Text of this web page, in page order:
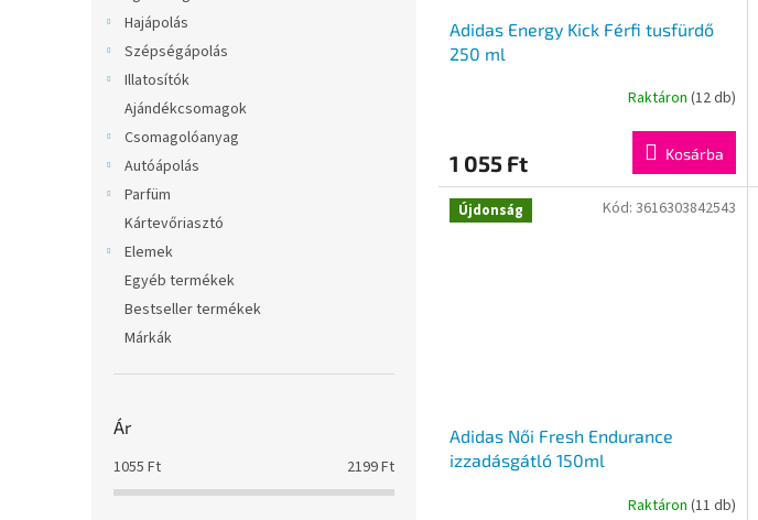
Hajápolás
Szépségápolás
Illatosítók
Ajándékcsomagok
Csomagolóanyag
Autóápolás
Parfüm
Kártevőriasztó
Elemek
Egyéb termékek
Bestseller termékek
Márkák
Ár
1055 Ft 2199Ft
Adidas Energy Kick Férfi tusfürdő
250 ml
Raktáron (12 db)
1 055 Ft Kosárba
Újdonság
Adidas Női Fresh Endurance
izzadásgátló 150ml
Raktáron (11 db)
Kód: 3616303842543